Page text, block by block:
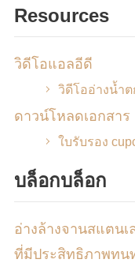
Resources
วิดีโอแอลอีดี
วิดีโออ่างน้ำต
ดาวน์โหลดเอกสาร
ใบรับรอง
บล็อกบล็อก
อ่างล้างจานสแตน
ที่มีประสิทธิภาพทน